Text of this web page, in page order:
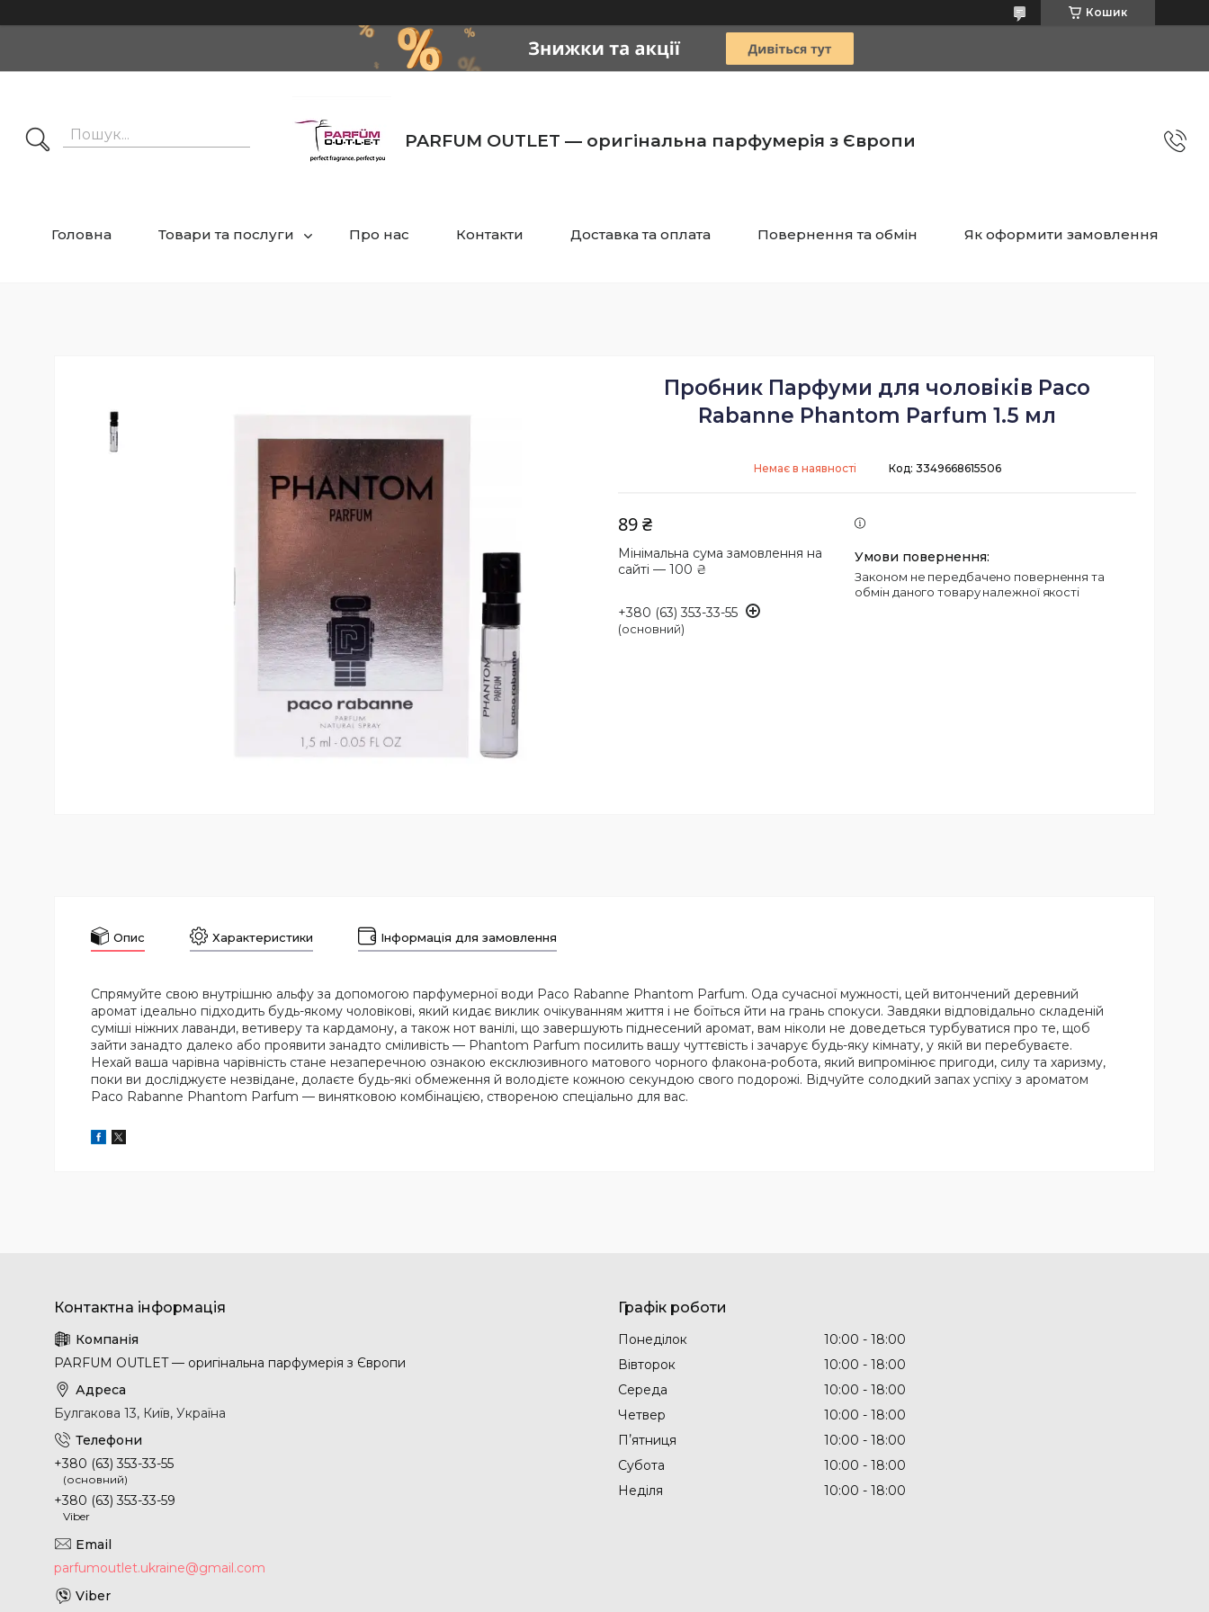
Кошик
PARFUM OUTLET — оригінальна парфумерія з Європи
Головна Товари та послуги Про нас Контакти Доставка та оплата Повернення та обмін Як оформити замовлення
Пробник Парфуми для чоловіків Paco
Rabanne Phantom Parfum 1.5 мл
Немає в наявності Код: 3349668615506
89 ₴
Мінімальна сума замовлення на
сайті — 100 ₴
+380 (63) 353-33-55
(основний)
Законом не передбачено повернення та
обмін даного товару належної якості
Опис Характеристики Інформація для замовлення
Спрямуйте свою внутрішню альфу за допомогою парфумерної води Paco Rabanne Phantom Parfum. Ода сучасної мужності, цей витончений деревний
аромат ідеально підходить будь-якому чоловікові, який кидає виклик очікуванням життя і не боїться йти на грань спокуси. Завдяки відповідально складеній
суміші ніжних лаванди, ветиверу та кардамону, а також нот ванілі, що завершують піднесений аромат, вам ніколи не доведеться турбуватися про те, щоб
зайти занадто далеко або проявити занадто сміливість — Phantom Parfum посилить вашу чуттєвість і зачарує будь-яку кімнату, у якій ви перебуваєте.
Нехай ваша чарівна чарівність стане незаперечною ознакою ексклюзивного матового чорного флакона-робота, який випромінює пригоди, силу та харизму,
поки ви досліджуєте незвідане, долаєте будь-які обмеження й володієте кожною секундою свого подорожі. Відчуйте солодкий запах успіху з ароматом
Paco Rabanne Phantom Parfum — винятковою комбінацією, створеною спеціально для вас.
PARFUM OUTLET — оригінальна парфумерія з Європи
Булгакова 13, Київ, Україна
+380 (63) 353-33-55
(основний)
+380 (63) 353-33-59
Viber
parfumoutlet.ukraine@gmail.com
Графік роботи
Понеділок 10:00
18:00
Вівторок
10:00
18:00
Середа
10:00
18:00
Четвер
10:00
18:00
Пʼятниця
10:00
18:00
Субота
10:00
18:00
Неділя
10:00 18:00